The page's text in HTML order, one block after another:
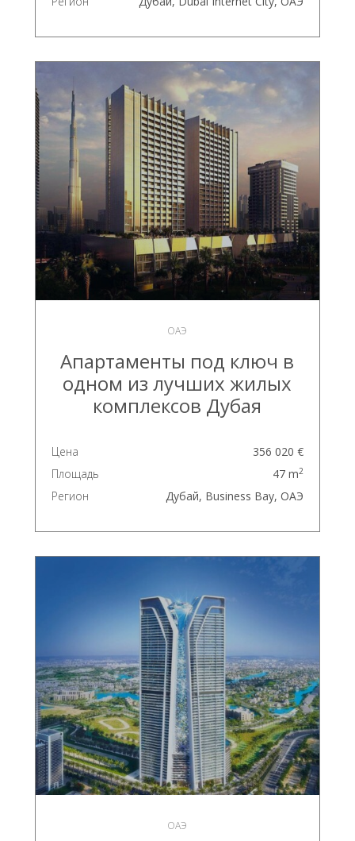
ОАЭ
Апартаменты под ключ в
одном из лучших жилых
комплексов Дубая
Цена
356 020 €
Площадь
47 m2
Регион Дубай, Business Bay, ОАЭ
ОАЭ